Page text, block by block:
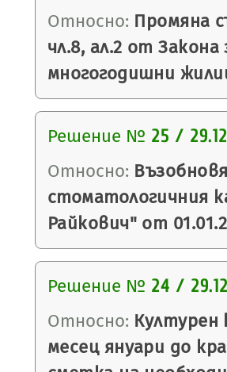
Относно: Промяна
чл.8, ал.2 от
многогодишни
Решение № 25 /
Относно:
стоматологичния
Райкович" от
Решение № 24 /
Относно: Културен
месец януари до